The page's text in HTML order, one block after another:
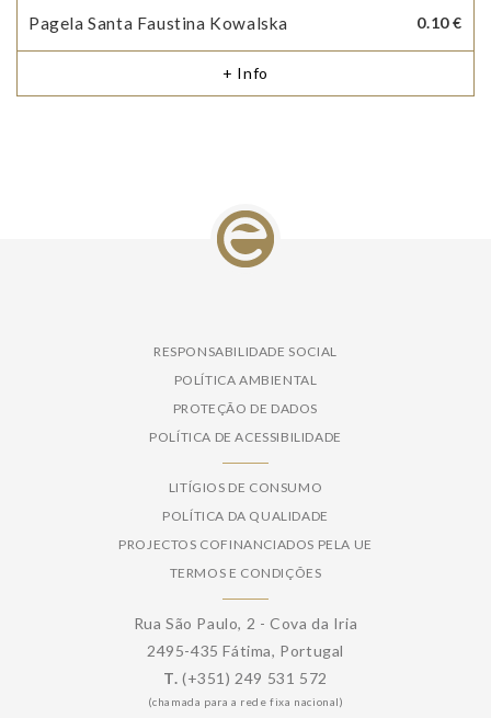
Pagela Santa Faustina Kowalska 0.10 €
+ Info
RESPONSABILIDADE SOCIAL
POLÍTICA AMBIENTAL
PROTEÇÃO DE DADOS
POLÍTICA DE ACESSIBILIDADE
LITÍGIOS DE CONSUMO
POLÍTICA DA QUALIDADE
PROJECTOS COFINANCIADOS PELA UE
TERMOS E CONDIÇÕES
Rua São Paulo, 2 - Cova da Iria
2495-435 Fátima, Portugal
T. (+351) 249 531 572
(chamada para a rede fixa nacional)